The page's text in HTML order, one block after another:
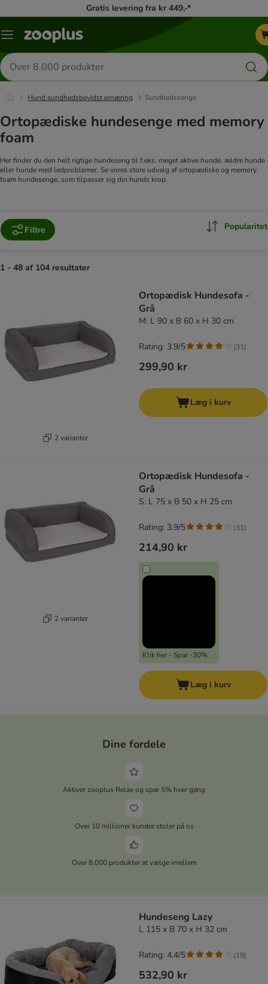
Gratis levering fra kr 449,-*
Menu
Søg
efter
produkter
Hund sundhedsbevidst ernæring Sundhedssenge
Ortopædiske hundesenge med memory
foam
Her finder du den helt rigtige hundeseng til f.eks. meget aktive hunde, ældre hunde
eller hunde med ledproblemer. Se vores store udvalg af ortopædiske og memory
foam hundesenge, som tilpasser sig din hunds krop.
Filtre Popularitet
1 - 48 af 104 resultater
2 varianter
Ortopædisk Hundesofa -
Grå
M: L 90 x B 60 x H 30 cm
299,90 kr
Rating: 3.9/5 (31)
Læg i kurv
2 varianter
Ortopædisk Hundesofa -
Grå
S: L 75 x B 50 x H 25 cm
214,90 kr
Klik her - Spar -30%
Rating: 3.9/5 (31)
Læg i kurv
Dine fordele
Aktiver zooplus Relax og spar 5% hver gang
Over 10 millioner kunder stoler på os
Over 8.000 produkter at vælge imellem
Hundeseng Lazy
L 115 x B 70 x H 32 cm
532,90 kr
Rating: 4.4/5 (19)